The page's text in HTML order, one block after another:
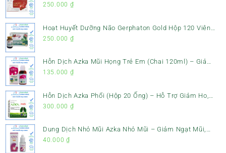
Gan, Mát Gan & Bảo Vệ Gan
250.000 ₫
Hoạt Huyết Dưỡng Não Gerphaton Gold Hộp 120 Viên
– Giảm Đau Đầu, Hoa Mắt, Chóng Mặt & Rối Loạn Tiền
250.000 ₫
Hỗn Dịch Azka Mũi Họng Trẻ Em (Chai 120ml) – Giảm
Ho, Tiêu Đờm & Đau Rát Họng
135.000 ₫
Hỗn Dịch Azka Phổi (Hộp 20 Ống) – Hỗ Trợ Giảm Ho,
Tiêu Đờm & Bổ Phổi
300.000 ₫
Dung Dịch Nhỏ Mũi Azka Nhỏ Mũi – Giảm Ngạt Mũi,
Sổ Mũi Cho Trẻ Sơ Sinh
40.000 ₫